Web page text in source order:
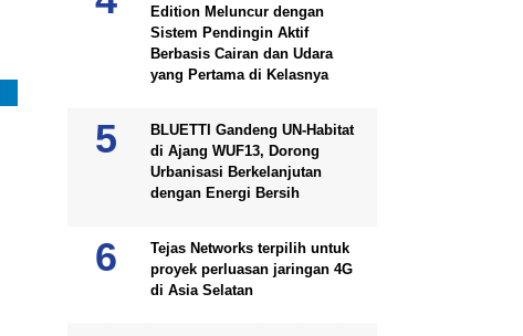
Edition Meluncur dengan
Sistem Pendingin Aktif
Berbasis Cairan dan Udara
yang Pertama di Kelasnya
BLUETTI Gandeng UN-Habitat
di Ajang WUF13, Dorong
Urbanisasi Berkelanjutan
dengan Energi Bersih
Tejas Networks terpilih untuk
proyek perluasan jaringan 4G
di Asia Selatan